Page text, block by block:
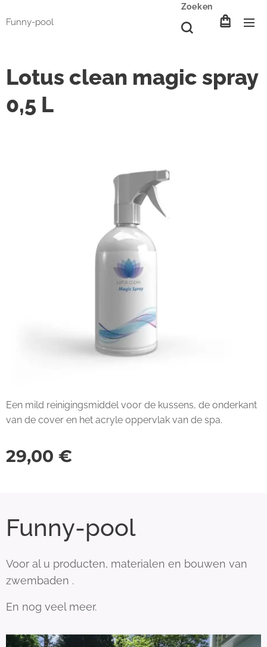
Funny-pool
Zoeken
Lotus clean magic spray
0,5 L
Een mild reinigingsmiddel voor de kussens, de onderkant
van de cover en het acryle oppervlak van de spa.
29,00 €
Funny-pool
Voor al u producten, materialen en bouwen van
zwembaden .
En nog veel meer.